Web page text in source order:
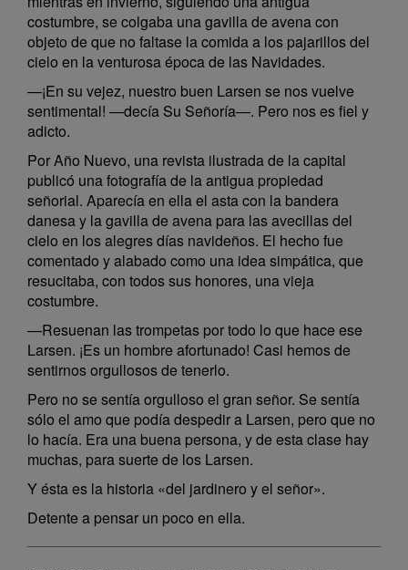
costumbre, se colgaba una gavilla de avena con
objeto de que no faltase la comida a los pajarillos del
cielo en la venturosa época de las Navidades.
—¡En su vejez, nuestro buen Larsen se nos vuelve
sentimental! —decía Su Señoría—. Pero nos es fiel y
adicto.
Por Año Nuevo, una revista ilustrada de la capital
publicó una fotografía de la antigua propiedad
señorial. Aparecía en ella el asta con la bandera
danesa y la gavilla de avena para las avecillas del
cielo en los alegres días navideños. El hecho fue
comentado y alabado como una idea simpática, que
resucitaba, con todos sus honores, una vieja
costumbre.
—Resuenan las trompetas por todo lo que hace ese
Larsen. ¡Es un hombre afortunado! Casi hemos de
sentirnos orgullosos de tenerlo.
Pero no se sentía orgulloso el gran señor. Se sentía
sólo el amo que podía despedir a Larsen, pero que no
lo hacía. Era una buena persona, y de esta clase hay
muchas, para suerte de los Larsen.
Y ésta es la historia «del jardinero y el señor».
Detente a pensar un poco en ella.